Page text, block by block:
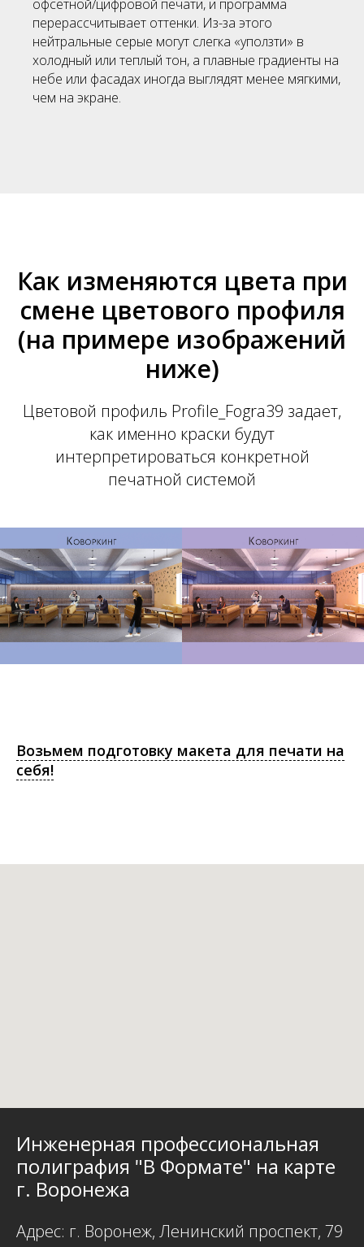
офсетной/цифровой печати, и программа
перерассчитывает оттенки. Из-за этого
нейтральные серые могут слегка «уползти» в
холодный или теплый тон, а плавные градиенты на
небе или фасадах иногда выглядят менее мягкими,
чем на экране.
Как изменяются цвета при
смене цветового профиля
(на примере изображений
ниже)
Цветовой профиль Profile_Fogra39 задает,
как именно краски будут
интерпретироваться конкретной
печатной системой
Возьмем подготовку макета для печати на
себя!
Инженерная профессиональная
полиграфия "В Формате" на карте
г. Воронежа
Адрес: г. Воронеж, Ленинский проспект, 79